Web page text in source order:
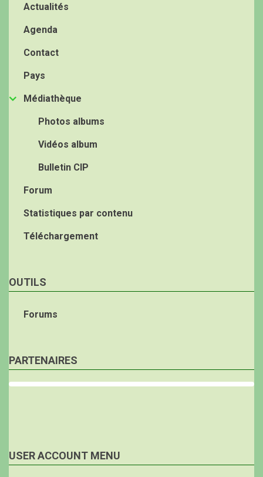
Actualités
Agenda
Contact
Pays
Médiathèque
Photos albums
Vidéos album
Bulletin CIP
Forum
Statistiques par contenu
Téléchargement
OUTILS
Forums
PARTENAIRES
USER ACCOUNT MENU